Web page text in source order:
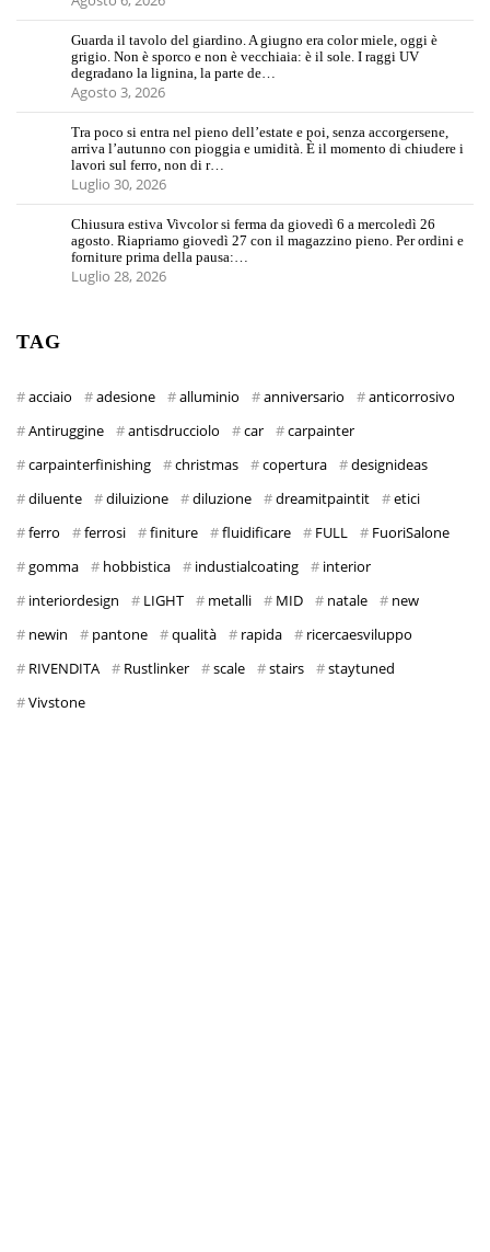
Guarda il tavolo del giardino. A giugno era color miele, oggi è
grigio. Non è sporco e non è vecchiaia: è il sole. I raggi UV
degradano la lignina, la parte de…
Agosto 3, 2026
Tra poco si entra nel pieno dell’estate e poi, senza accorgersene,
arriva l’autunno con pioggia e umidità. È il momento di chiudere i
lavori sul ferro, non di r…
Luglio 30, 2026
Chiusura estiva Vivcolor si ferma da giovedì 6 a mercoledì 26
agosto. Riapriamo giovedì 27 con il magazzino pieno. Per ordini e
forniture prima della pausa:…
Luglio 28, 2026
TAG
acciaio adesione alluminio anniversario
anticorrosivo
Antiruggine
antisdrucciolo car
carpainter
carpainterfinishing
christmas copertura
designideas
diluente
diluizione diluzione dreamitpaintit
etici
ferro
ferrosi finiture fluidificare FULL
FuoriSalone
gomma
hobbistica industialcoating
interior
interiordesign
LIGHT metalli MID natale
new
newin
pantone qualità rapida
ricercaesviluppo
RIVENDITA
Rustlinker scale stairs
staytuned
Vivstone